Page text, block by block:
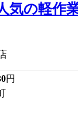
気の軽作
円